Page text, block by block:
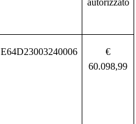
autorizzato
E64D23003240006
€
60.098,99